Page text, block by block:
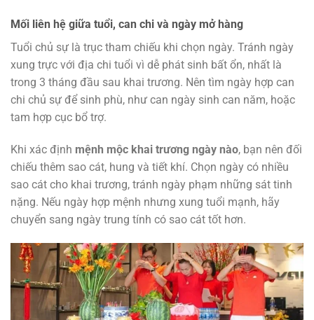
Mối liên hệ giữa tuổi, can chi và ngày mở hàng
Tuổi chủ sự là trục tham chiếu khi chọn ngày. Tránh ngày
xung trực với địa chi tuổi vì dễ phát sinh bất ổn, nhất là
trong 3 tháng đầu sau khai trương. Nên tìm ngày hợp can
chi chủ sự để sinh phù, như can ngày sinh can năm, hoặc
tam hợp cục bổ trợ.
Khi xác định mệnh mộc khai trương ngày nào, bạn nên đối
chiếu thêm sao cát, hung và tiết khí. Chọn ngày có nhiều
sao cát cho khai trương, tránh ngày phạm những sát tinh
nặng. Nếu ngày hợp mệnh nhưng xung tuổi mạnh, hãy
chuyển sang ngày trung tính có sao cát tốt hơn.